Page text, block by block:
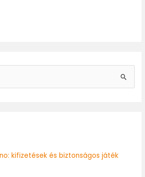
kifizetések és biztonságos játék